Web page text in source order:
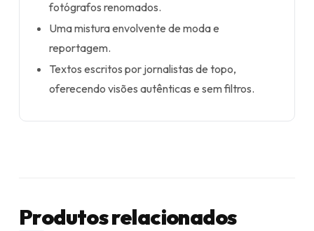
fotógrafos renomados.
Uma mistura envolvente de moda e
reportagem.
Textos escritos por jornalistas de topo,
oferecendo visões autênticas e sem filtros.
Produtos relacionados